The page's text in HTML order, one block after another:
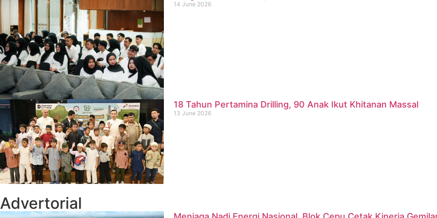
14 June 2026
18 Tahun Pertamina Drilling, 90 Anak Ikut Khitanan Massal
13 June 2026
Advertorial